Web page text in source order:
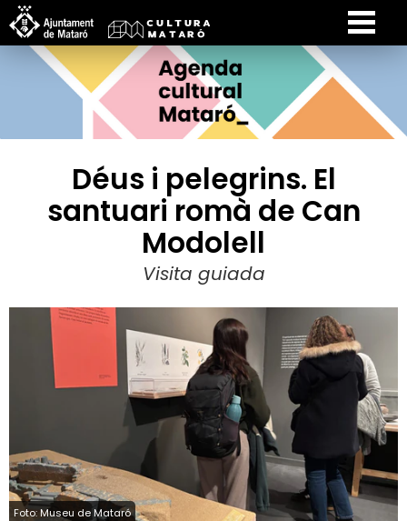
Déus i pelegrins. El
santuari romà de Can
Modolell
Visita guiada
Foto: Museu de Mataró